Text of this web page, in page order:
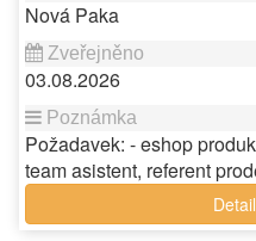
Nová Paka
03.08.2026
Požadavek: - eshop
team asistent, referent